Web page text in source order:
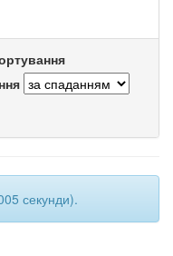
секунди).